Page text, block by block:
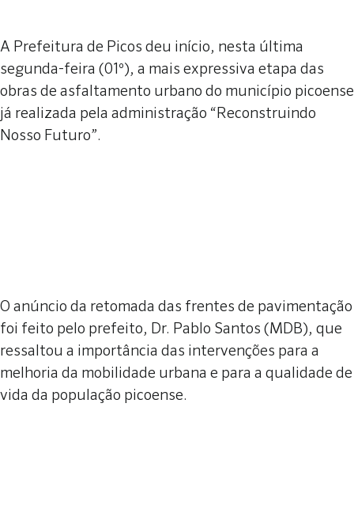
A Prefeitura de Picos deu início, nesta última
segunda-feira (01º), a mais expressiva etapa das
obras de asfaltamento urbano do município picoense
já realizada pela administração “Reconstruindo
Nosso Futuro”.
O anúncio da retomada das frentes de pavimentação
foi feito pelo prefeito, Dr. Pablo Santos (MDB), que
ressaltou a importância das intervenções para a
melhoria da mobilidade urbana e para a qualidade de
vida da população picoense.